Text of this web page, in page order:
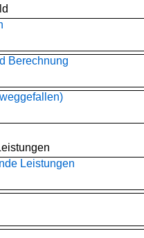
Berechnung
Leistungen